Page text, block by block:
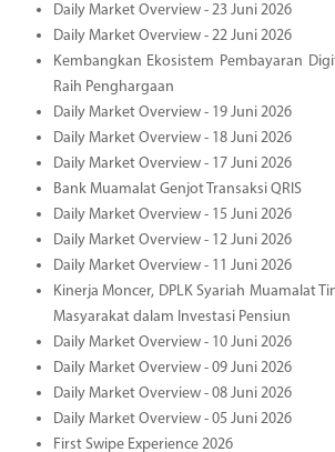
Daily Market Overview - 23 Juni 2026
Daily Market Overview - 22 Juni 2026
Kembangkan Ekosistem Pembayaran
Raih Penghargaan
Daily Market Overview - 19 Juni 2026
Daily Market Overview - 18 Juni 2026
Daily Market Overview - 17 Juni 2026
Bank Muamalat Genjot Transaksi QRIS
Daily Market Overview - 15 Juni 2026
Daily Market Overview - 12 Juni 2026
Daily Market Overview - 11 Juni 2026
Kinerja Moncer, DPLK Syariah Muamalat
Masyarakat dalam Investasi Pensiun
Daily Market Overview - 10 Juni 2026
Daily Market Overview - 09 Juni 2026
Daily Market Overview - 08 Juni 2026
Daily Market Overview - 05 Juni 2026
First Swipe Experience 2026